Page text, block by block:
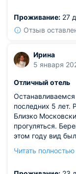
Проживание: 27
Отзыв
Ирина
5 января
Отличный отель
последних 5 лет.
Близко
прогуляться.
этом году вид
часов, то
Читать полностью